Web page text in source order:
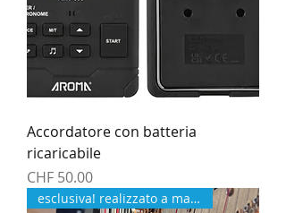
Accordatore con batteria
ricaricabile
Preis
CHF 50.00
esclusiva! realizzato a mano